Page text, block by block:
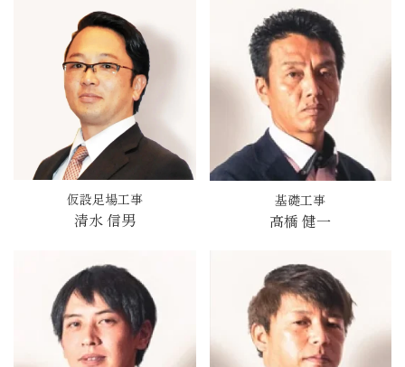
仮設足場工事
清水 信男
基礎工事
高橋 健一